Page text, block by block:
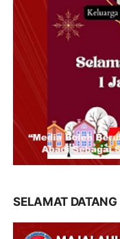
SELAMAT DATANG